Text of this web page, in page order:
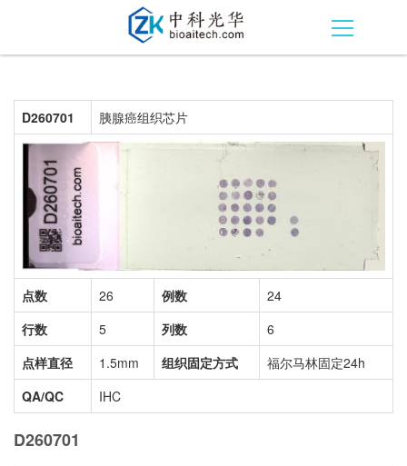
D260701 胰腺癌组织芯片
点数 26 例数
24
行数
5 列数
6
点样直径
1.5mm 组织固定方式
福尔马林固定24h
QA/QC
IHC
D260701